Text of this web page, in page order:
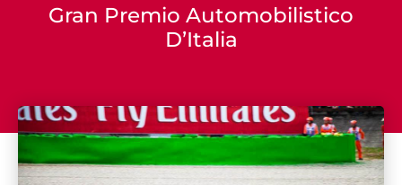
Gran Premio Automobilistico
D’Italia